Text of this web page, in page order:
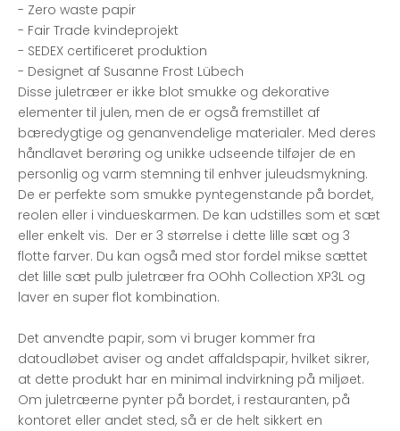
- Zero waste papir
- Fair Trade kvindeprojekt
- SEDEX certificeret produktion
- Designet af Susanne Frost Lübech
Disse juletræer er ikke blot smukke og dekorative
elementer til julen, men de er også fremstillet af
bæredygtige og genanvendelige materialer. Med deres
håndlavet berøring og unikke udseende tilføjer de en
personlig og varm stemning til enhver juleudsmykning.
De er perfekte som smukke pyntegenstande på bordet,
reolen eller i vindueskarmen. De kan udstilles som et sæt
eller enkelt vis. Der er 3 størrelse i dette lille sæt og 3
flotte farver. Du kan også med stor fordel mikse sættet
det lille sæt pulb juletræer fra OOhh Collection XP3L og
laver en super flot kombination.
Det anvendte papir, som vi bruger kommer fra
datoudløbet aviser og andet affaldspapir, hvilket sikrer,
at dette produkt har en minimal indvirkning på miljøet.
Om juletræerne pynter på bordet, i restauranten, på
kontoret eller andet sted, så er de helt sikkert en